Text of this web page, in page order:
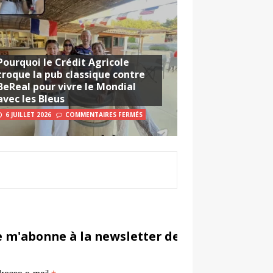
le Crédit Agricole
la pub classique contre
pour vivre le Mondial
les Bleus
6 JUILLET 2026 COMMENTAIRES FERMÉS
m'abonne à la newsletter de